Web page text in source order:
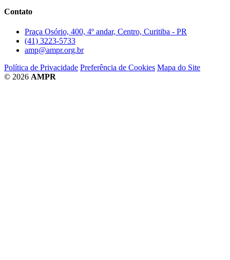
Contato
Praça Osório, 400, 4º andar, Centro, Curitiba - PR
(41) 3223-5733
amp@ampr.org.br
Política de Privacidade Preferência de Cookies Mapa do Site
© 2026 AMPR